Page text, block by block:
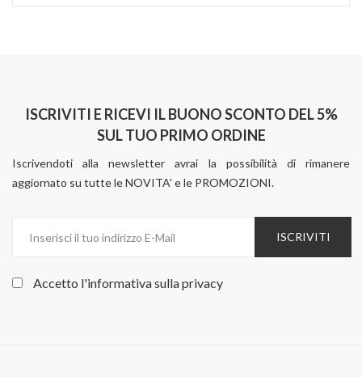
ISCRIVITI E RICEVI IL BUONO SCONTO DEL 5%
SUL TUO PRIMO ORDINE
Iscrivendoti alla newsletter avrai la possibilità di rimanere
aggiornato su tutte le NOVITA' e le PROMOZIONI.
ISCRIVITI
Accetto l'informativa sullaprivacy